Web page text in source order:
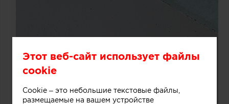
Этот веб-сайт использует файлы
cookie
Cookie – это небольшие текстовые файлы,
размещаемые на вашем устройстве